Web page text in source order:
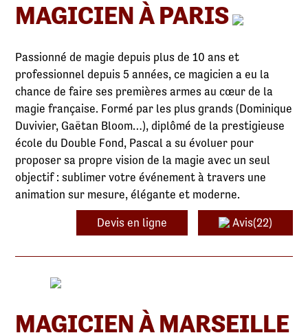
MAGICIEN À PARIS
Passionné de magie depuis plus de 10 ans et
professionnel depuis 5 années, ce magicien a eu la
chance de faire ses premières armes au cœur de la
magie française. Formé par les plus grands (Dominique
Duvivier, Gaëtan Bloom…), diplômé de la prestigieuse
école du Double Fond, Pascal a su évoluer pour
proposer sa propre vision de la magie avec un seul
objectif : sublimer votre événement à travers une
animation sur mesure, élégante et moderne.
Devis en ligne Avis(22)
MAGICIEN À MARSEILLE